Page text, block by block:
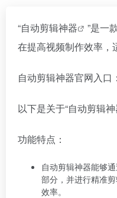
“自动剪辑神器
”是一
在提高视频制作效率，
自动剪辑神器官网入口
以下是关于“自动剪辑神
功能特点：
自动剪辑神器能够
部分，并进行精准
效率。